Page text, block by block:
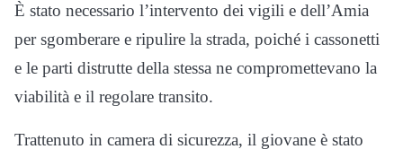
È stato necessario l’intervento dei vigili e dell’Amia
per sgomberare e ripulire la strada, poiché i cassonetti
e le parti distrutte della stessa ne compromettevano la
viabilità e il regolare transito.
Trattenuto in camera di sicurezza, il giovane è stato